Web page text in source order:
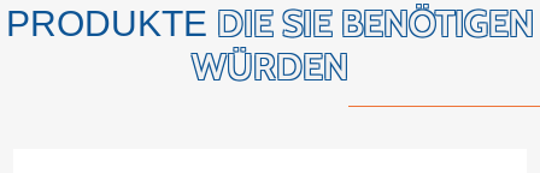
PRODUKTE DIE SIE BENÖTIGEN
WÜRDEN